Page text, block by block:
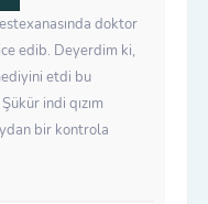
doktor
edib. Deyerdim ki,
etdi bu
indi qızım
bir kontrola